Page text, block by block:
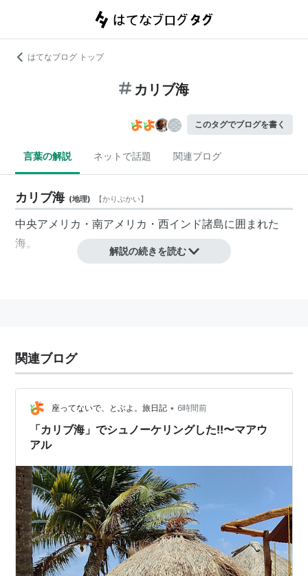
はてなブログ トップ
カリブ海
このタグでブログを書く
言葉の解説 ネットで話題 関連ブログ
カリブ海 (地理) 【かりぶかい】
中央アメリカ ・南アメリカ ・西インド諸島に囲まれた
海。
解説の続きを読む
関連ブログ
座ってないで、とぶよ。旅日記 • 6時間前
「カリブ海」でシュノーケリングした!!〜マアウ
アル